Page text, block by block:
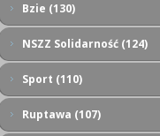
Bzie (130)
NSZZ Solidarność (124)
Sport (110)
Ruptawa (107)